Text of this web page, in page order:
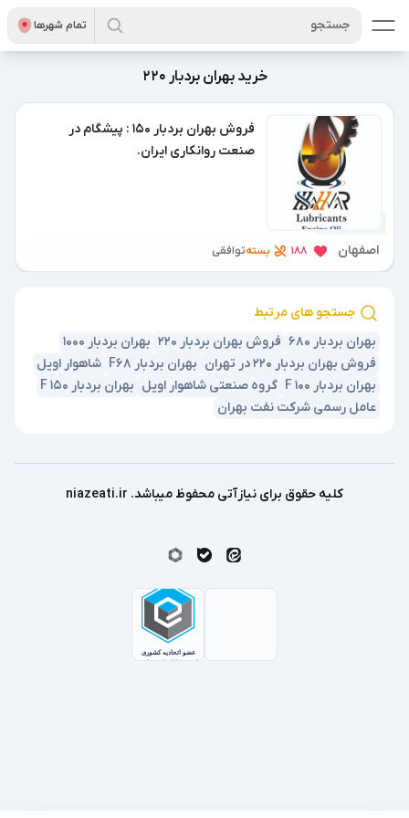
تمام شهر‌ها جستجو
خرید بهران بردبار 220
فروش بهران بردبار 150 : پیشگام در
صنعت روانکاری ایران.
اصفهان 188 بستهتوافقی
جستجو های مرتبط
بهران بردبار 680
فروش بهران بردبار 220
بهران بردبار 1000
فروش بهران بردبار 220 در تهران
بهران بردبار F68
شاهوار اویل
بهران بردبار F 100
گروه صنعتی شاهوار اویل بهران بردبار F 150
عامل رسمی شرکت نفت بهران
کلیه حقوق برای نیازآتی محفوظ میباشد. niazeati.ir